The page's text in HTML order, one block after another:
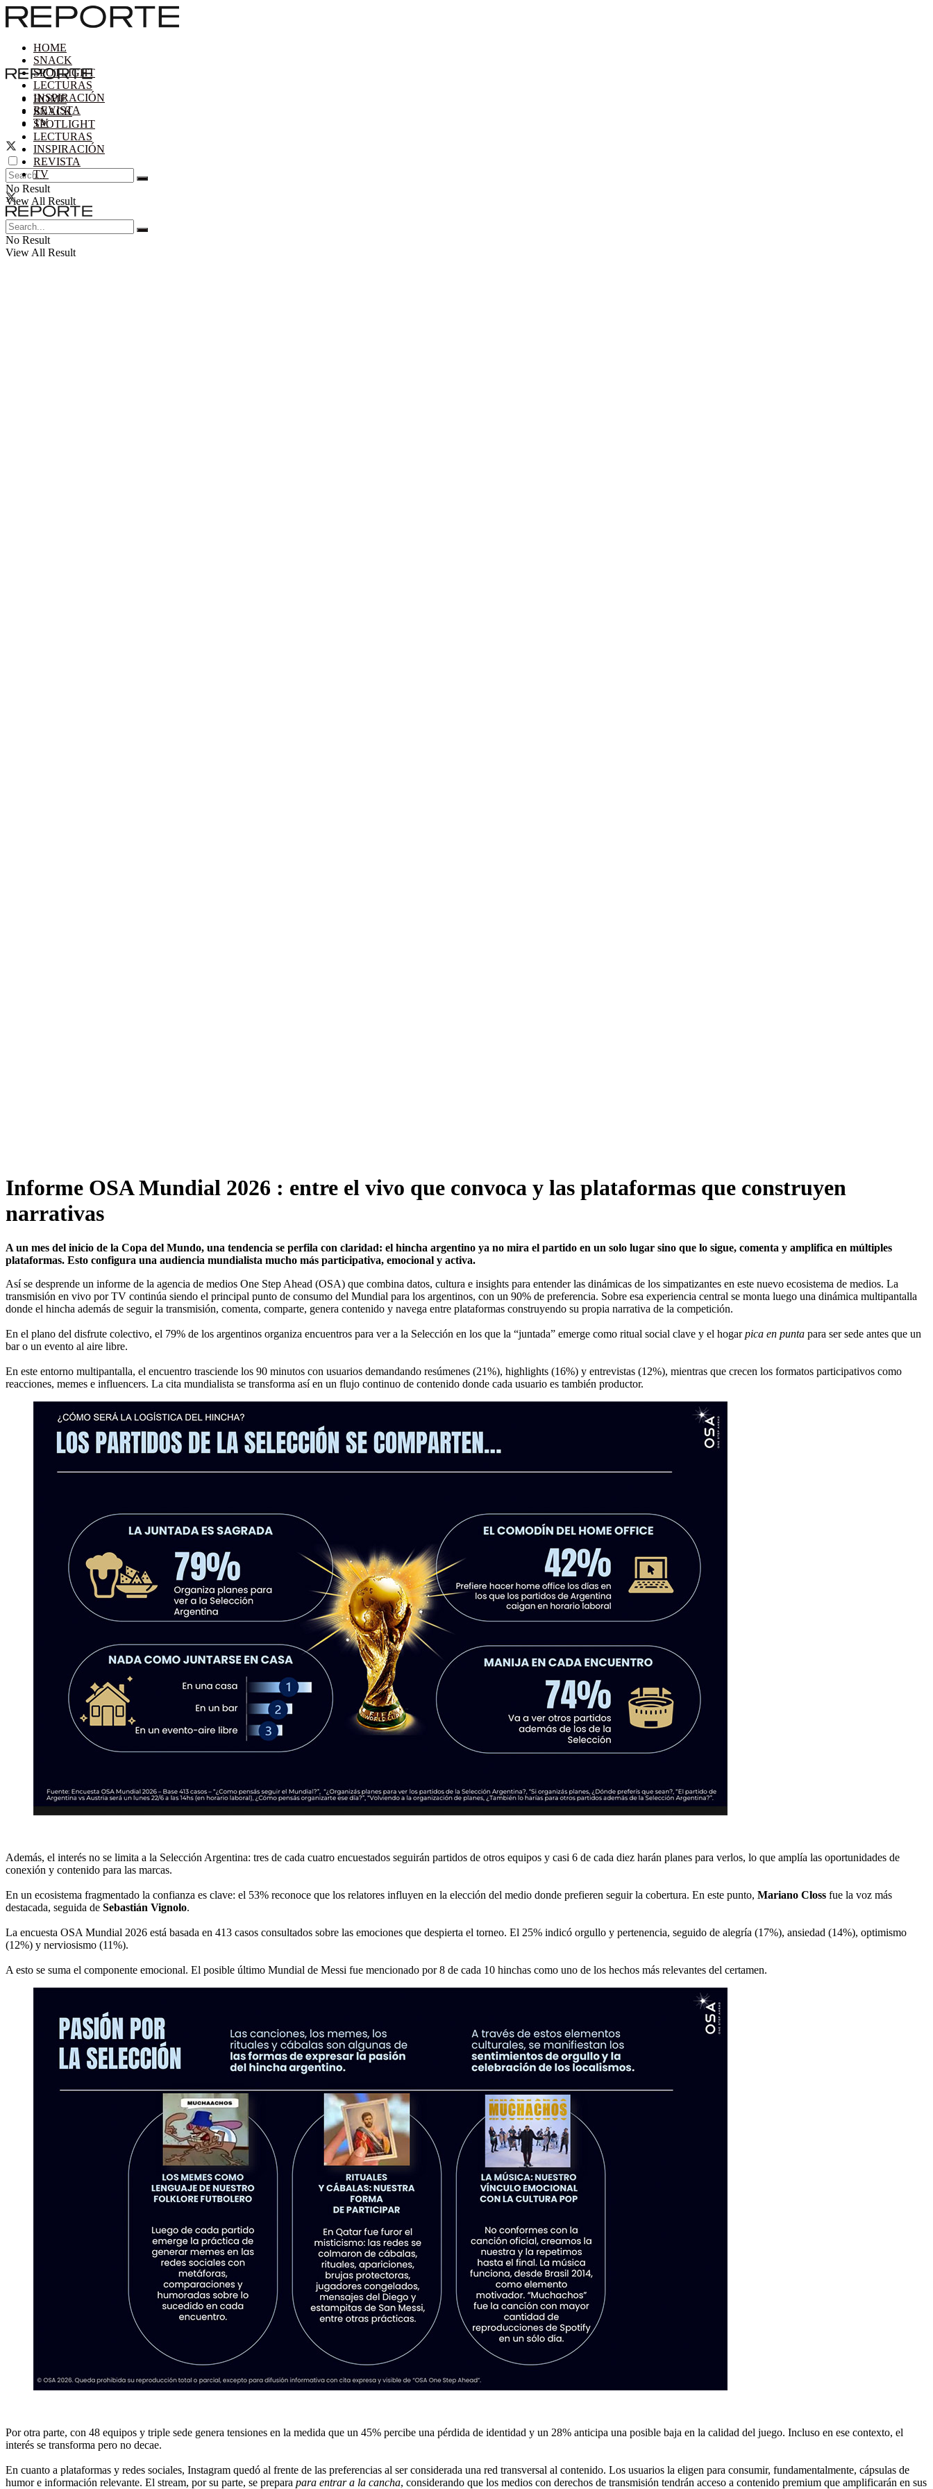
HOME
SNACK
SPOTLIGHT
LECTURAS
INSPIRACIÓN
REVISTA
TV
No Result
View All Result
HOME
SNACK
SPOTLIGHT
LECTURAS
INSPIRACIÓN
REVISTA
TV
No Result
View All Result
Informe OSA Mundial 2026 : entre el vivo que convoca y las plataformas que construyen
narrativas
A un mes del inicio de la Copa del Mundo, una tendencia se perfila con claridad: el hincha argentino ya no mira el partido en un solo lugar sino que lo sigue, comenta y amplifica en múltiples
plataformas. Esto configura una audiencia mundialista mucho más participativa, emocional y activa.
Así se desprende un informe de la agencia de medios One Step Ahead (OSA) que combina datos, cultura e insights para entender las dinámicas de los simpatizantes en este nuevo ecosistema de medios. La
transmisión en vivo por TV continúa siendo el principal punto de consumo del Mundial para los argentinos, con un 90% de preferencia. Sobre esa experiencia central se monta luego una dinámica multipantalla
donde el hincha además de seguir la transmisión, comenta, comparte, genera contenido y navega entre plataformas construyendo su propia narrativa de la competición.
En el plano del disfrute colectivo, el 79% de los argentinos organiza encuentros para ver a la Selección en los que la “juntada” emerge como ritual social clave y el hogarpica en punta para ser sede antes que un
bar o un evento al aire libre.
En este entorno multipantalla, el encuentro trasciende los 90 minutos con usuarios demandando resúmenes (21%), highlights (16%) y entrevistas (12%), mientras que crecen los formatos participativos como
reacciones, memes e influencers. La cita mundialista se transforma así en un flujo continuo de contenido donde cada usuario es también productor.
Además, el interés no se limita a la Selección Argentina: tres de cada cuatro encuestados seguirán partidos de otros equipos y casi 6 de cada diez harán planes para verlos, lo que amplía las oportunidades de
conexión y contenido para las marcas.
En un ecosistema fragmentado la confianza es clave: el 53% reconoce que los relatores influyen en la elección del medio donde prefieren seguir la cobertura. En este punto, Mariano Closs fue la voz más
destacada, seguida de Sebastián Vignolo.
La encuesta OSA Mundial 2026 está basada en 413 casos consultados sobre las emociones que despierta el torneo. El 25% indicó orgullo y pertenencia, seguido de alegría (17%), ansiedad (14%), optimismo
(12%) y nerviosismo (11%).
A esto se suma el componente emocional. El posible último Mundial de Messi fue mencionado por 8 de cada 10 hinchas como uno de los hechos más relevantes del certamen.
Por otra parte, con 48 equipos y triple sede genera tensiones en la medida que un 45% percibe una pérdida de identidad y un 28% anticipa una posible baja en la calidad del juego. Incluso en ese contexto, el
interés se transforma pero no decae.
En cuanto a plataformas y redes sociales, Instagram quedó al frente de las preferencias al ser considerada una red transversal al contenido. Los usuarios la eligen para consumir, fundamentalmente, cápsulas de
humor e información relevante. El stream, por su parte, se prepara para entrar a la cancha, considerando que los medios con derechos de transmisión tendrán acceso a contenido premium que amplificarán en sus